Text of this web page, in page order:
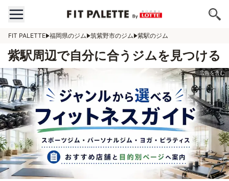
FIT PALETTE 福岡県のジム 筑紫野市のジム 紫駅のジム
紫駅周辺で自分に合うジムを見つける